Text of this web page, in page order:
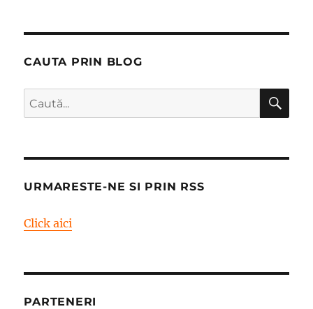
CAUTA PRIN BLOG
Caută
după:
URMARESTE-NE SI PRIN RSS
Click aici
PARTENERI